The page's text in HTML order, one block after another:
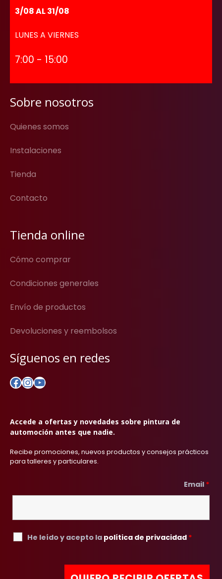
3/08 AL 31/08
LUNES A VIERNES
7:00 - 15:00
Sobre nosotros
Quienes somos
Instalaciones
Tienda
Contacto
Tienda online
Cómo comprar
Condiciones generales
Envío de productos
Devoluciones y reembolsos
Síguenos en redes
Facebook
Instagram
YouTube
Accede a ofertas y novedades sobre pintura de
automoción antes que nadie.
Recibe promociones, nuevos productos y consejos prácticos
para talleres y particulares.
Email *
He leído y acepto la política de privacidad *